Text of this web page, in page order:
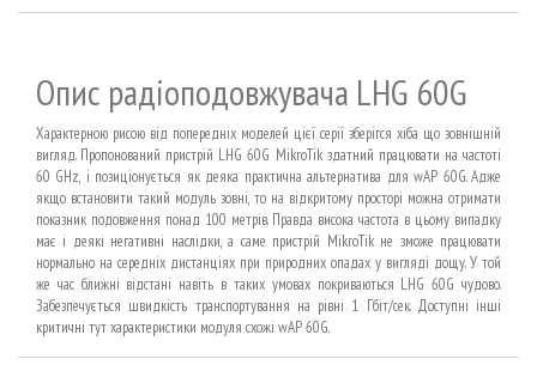
Опис радіоподовжувача LHG 60G
Характерною рисою від попередніх моделей цієї серії зберігся хіба що зовнішній
вигляд. Пропонований пристрій LHG 60G MikroTik здатний працювати на частоті
60 GHz, і позиціонується як деяка практична альтернатива для wAP 60G. Адже
якщо встановити такий модуль зовні, то на відкритому просторі можна отримати
показник подовження понад 100 метрів. Правда висока частота в цьому випадку
має і деякі негативні наслідки, а саме пристрій MikroTik не зможе працювати
нормально на середніх дистанціях при природних опадах у вигляді дощу. У той
же час ближні відстані навіть в таких умовах покриваються LHG 60G чудово.
Забезпечується швидкість транспортування на рівні 1 Гбіт/сек. Доступні інші
критичні тут характеристики модуля схожі wAP 60G.